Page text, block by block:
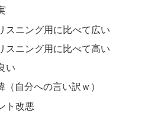
スニング用に比べて広い
スニング用に比べて高い
い
（自分への言い訳ｗ）
ト改悪